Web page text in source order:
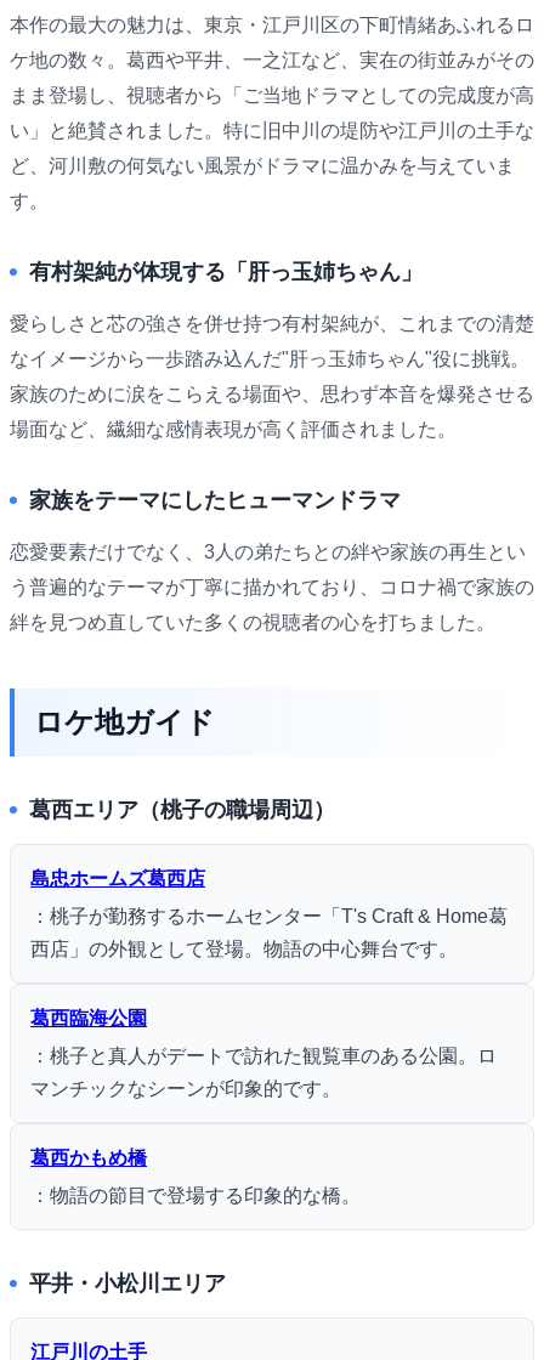
本作の最大の魅力は、東京・江戸川区の下町情緒あふれるロ
ケ地の数々。葛西や平井、一之江など、実在の街並みがその
まま登場し、視聴者から「ご当地ドラマとしての完成度が高
い」と絶賛されました。特に旧中川の堤防や江戸川の土手な
ど、河川敷の何気ない風景がドラマに温かみを与えていま
す。
有村架純が体現する「肝っ玉姉ちゃん」
愛らしさと芯の強さを併せ持つ有村架純が、これまでの清楚
なイメージから一歩踏み込んだ"肝っ玉姉ちゃん"役に挑戦。
家族のために涙をこらえる場面や、思わず本音を爆発させる
場面など、繊細な感情表現が高く評価されました。
家族をテーマにしたヒューマンドラマ
恋愛要素だけでなく、3人の弟たちとの絆や家族の再生とい
う普遍的なテーマが丁寧に描かれており、コロナ禍で家族の
絆を見つめ直していた多くの視聴者の心を打ちました。
ロケ地ガイド
葛西エリア（桃子の職場周辺）
島忠ホームズ葛西店
：桃子が勤務するホームセンター「T's Craft & Home葛
西店」の外観として登場。物語の中心舞台です。
葛西臨海公園
：桃子と真人がデートで訪れた観覧車のある公園。ロ
マンチックなシーンが印象的です。
葛西かもめ橋
：物語の節目で登場する印象的な橋。
平井・小松川エリア
江戸川の土手